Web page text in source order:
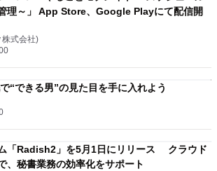
理～」 App Store、Google Playにて配信開
式会社)
“できる男”の見た目を手に入れよう
「Radish2」を5月1日にリリース クラウド
、秘書業務の効率化をサポート